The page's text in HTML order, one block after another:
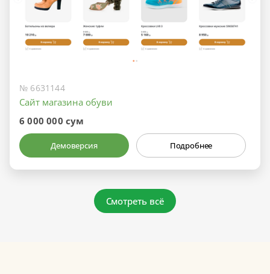
№ 6631144
Сайт магазина обуви
6 000 000 сум
Демоверсия Подробнее
Смотреть всё